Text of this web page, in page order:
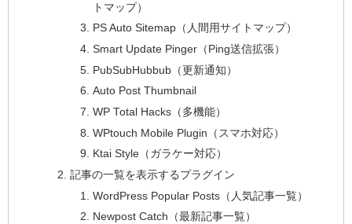
トマップ）
PS Auto Sitemap（人間用サイトマップ）
Smart Update Pinger（Ping送信拡張）
PubSubHubbub（更新通知）
Auto Post Thumbnail
WP Total Hacks（多機能）
WPtouch Mobile Plugin（スマホ対応）
Ktai Style（ガラケー対応）
記事の一覧を表示するプラグイン
WordPress Popular Posts（人気記事一覧）
Newpost Catch（最新記事一覧）